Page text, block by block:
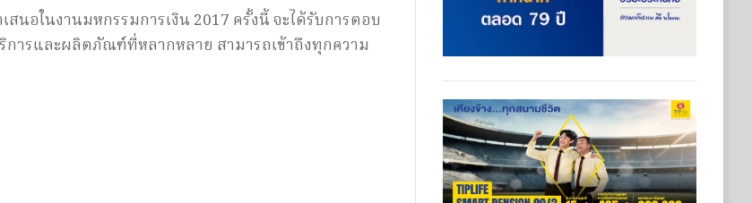
นอในงานมหกรรมการเงิน 2017 ครั้งนี้ จะได้รับการตอบ
การและผลิตภัณฑ์ที่หลากหลาย สามารถเข้าถึงทุกความ